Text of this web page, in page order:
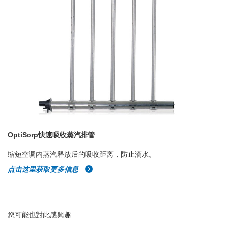
OptiSorp快速吸收蒸汽排管
缩短空调内蒸汽释放后的吸收距离，防止滴水。
点击这里获取更多信息
您可能也對此感興趣...